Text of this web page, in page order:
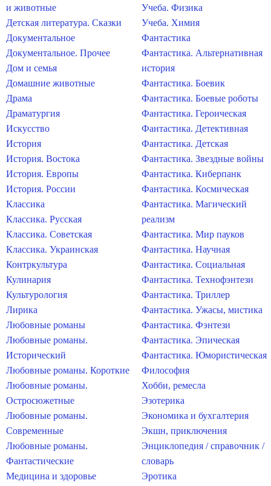
и животные
Детская литература. Сказки
Документальное
Документальное. Прочее
Дом и семья
Домашние животные
Драма
Драматургия
Искусство
История
История. Востока
История. Европы
История. России
Классика
Классика. Русская
Классика. Советская
Классика. Украинская
Контркультура
Кулинария
Культурология
Лирика
Любовные романы
Любовные романы.
Исторический
Любовные романы. Короткие
Любовные романы.
Остросюжетные
Любовные романы.
Современные
Любовные романы.
Фантастические
Медицина и здоровье
Учеба. Физика
Учеба. Химия
Фантастика
Фантастика. Альтернативная
история
Фантастика. Боевик
Фантастика. Боевые роботы
Фантастика. Героическая
Фантастика. Детективная
Фантастика. Детская
Фантастика. Звездные войны
Фантастика. Киберпанк
Фантастика. Космическая
Фантастика. Магический
реализм
Фантастика. Мир пауков
Фантастика. Научная
Фантастика. Социальная
Фантастика. Технофэнтези
Фантастика. Триллер
Фантастика. Ужасы, мистика
Фантастика. Фэнтези
Фантастика. Эпическая
Фантастика. Юмористическая
Философия
Хобби, ремесла
Эзотерика
Экономика и бухгалтерия
Экшн, приключения
Энциклопедия / справочник /
словарь
Эротика